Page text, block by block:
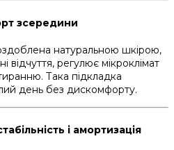
зсередини
натуральною шкірою,
відчуття, регулює мікроклімат
Така підкладка
день без дискомфорту.
і амортизація